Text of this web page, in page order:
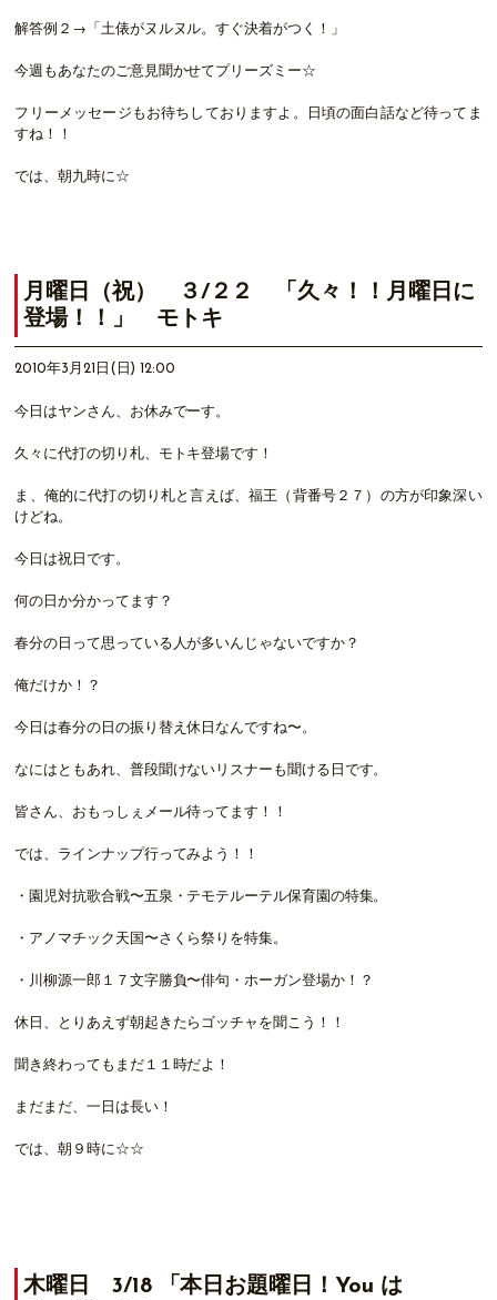
解答例２→「土俵がヌルヌル。すぐ決着がつく！」
今週もあなたのご意見聞かせてプリーズミー☆
フリーメッセージもお待ちしておりますよ。日頃の面白話など待ってま
すね！！
では、朝九時に☆
月曜日（祝） ３/２２ 「久々！！月曜日に
登場！！」 モトキ
2010年3月21日(日) 12:00
今日はヤンさん、お休みでーす。
久々に代打の切り札、モトキ登場です！
ま、俺的に代打の切り札と言えば、福王（背番号２７）の方が印象深い
けどね。
今日は祝日です。
何の日か分かってます？
春分の日って思っている人が多いんじゃないですか？
俺だけか！？
今日は春分の日の振り替え休日なんですね〜。
なにはともあれ、普段聞けないリスナーも聞ける日です。
皆さん、おもっしぇメール待ってます！！
では、ラインナップ行ってみよう！！
・園児対抗歌合戦〜五泉・テモテルーテル保育園の特集。
・アノマチック天国〜さくら祭りを特集。
・川柳源一郎１７文字勝負〜俳句・ホーガン登場か！？
休日、とりあえず朝起きたらゴッチャを聞こう！！
聞き終わってもまだ１１時だよ！
まだまだ、一日は長い！
では、朝９時に☆☆
木曜日 3/18 「本日お題曜日！You は